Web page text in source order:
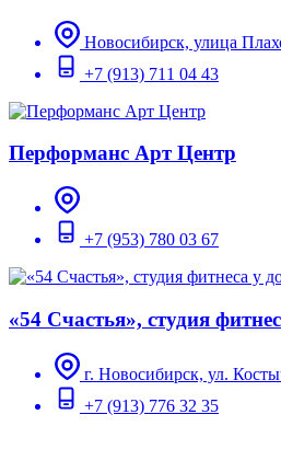
Новосибирск, улица
+7 (913) 711 04 43
Перформанс Арт Центр
+7 (953) 780 03 67
«54 Счастья», студия
г. Новосибирск, ул.
+7 (913) 776 32 35